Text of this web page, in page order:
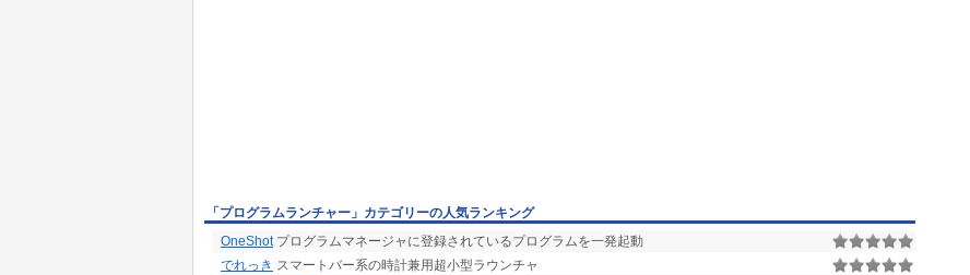
「プログラムランチャー」カテゴリーの人気ランキング
OneShotプログラムマネージャに登録されているプログラムを一発起動
でれっき スマートバー系の時計兼用超小型ラウンチャ